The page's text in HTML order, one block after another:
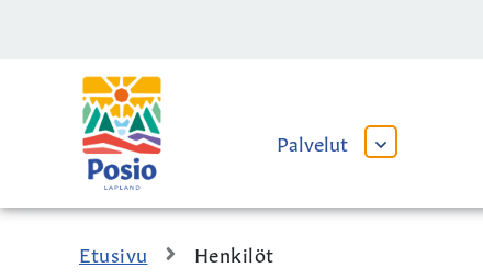
Kaupungin
logo
Palvelut
AVAA
ALAVALIKKO
Etusivu Henkilöt